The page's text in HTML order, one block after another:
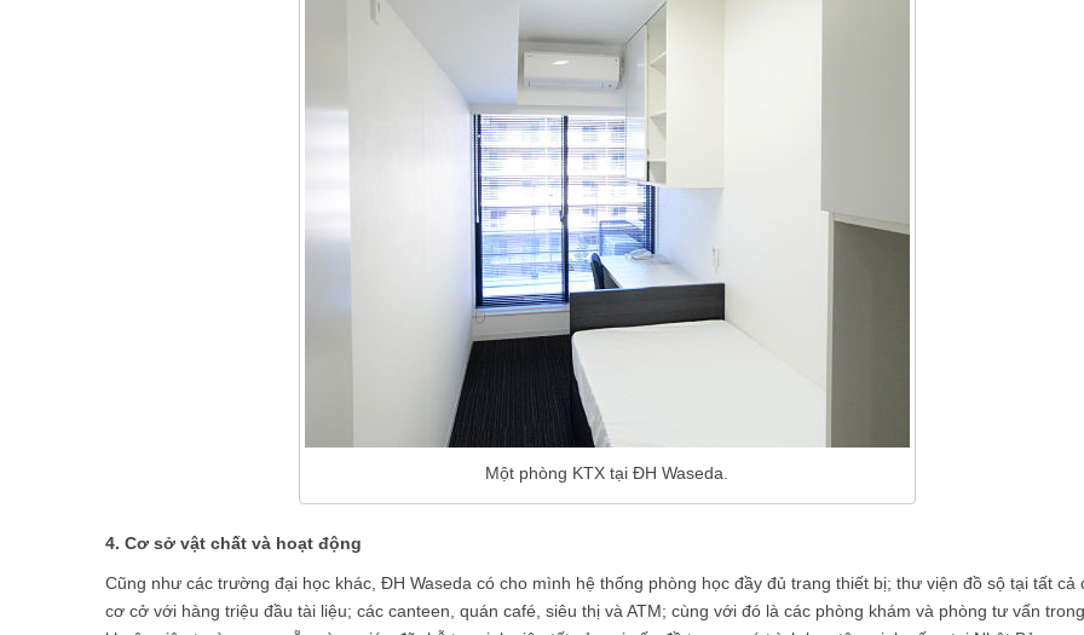
Một phòng KTX tại ĐH Waseda.
4. Cơ sở vật chất và hoạt động
Cũng như các trường đại học khác, ĐH Waseda có cho mình hệ thống phòng học đầy đủ trang thiết bị; thư viện đồ sộ tại tất cả
cơ cở với hàng triệu đầu tài liệu; các canteen, quán café, siêu thị và ATM; cùng với đó là các phòng khám và phòng tư vấn trong